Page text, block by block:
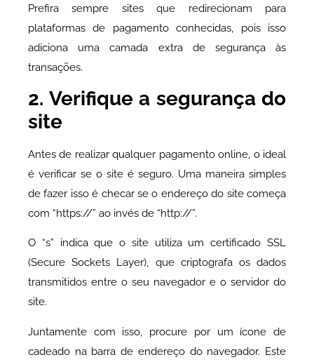
Prefira sempre sites que redirecionam para
plataformas de pagamento conhecidas, pois isso
adiciona uma camada extra de segurança às
transações.
2. Verifique a segurança do
site
Antes de realizar qualquer pagamento online, o ideal
é verificar se o site é seguro. Uma maneira simples
de fazer isso é checar se o endereço do site começa
com “https://” ao invés de “http://”.
O “s” indica que o site utiliza um certificado SSL
(Secure Sockets Layer), que criptografa os dados
transmitidos entre o seu navegador e o servidor do
site.
Juntamente com isso, procure por um ícone de
cadeado na barra de endereço do navegador. Este